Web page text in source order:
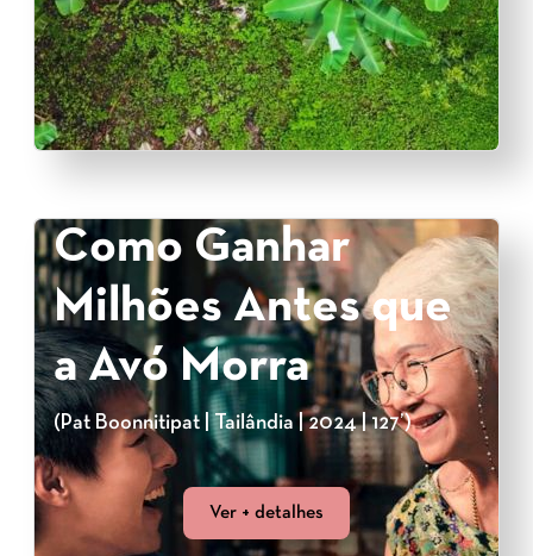
Como Ganhar
Milhões Antes que
a Avó Morra
(Pat Boonnitipat | Tailândia | 2024 | 127’)
Ver + detalhes